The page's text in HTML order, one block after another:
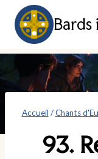
contenu
Bards
Accueil / Chants
93.